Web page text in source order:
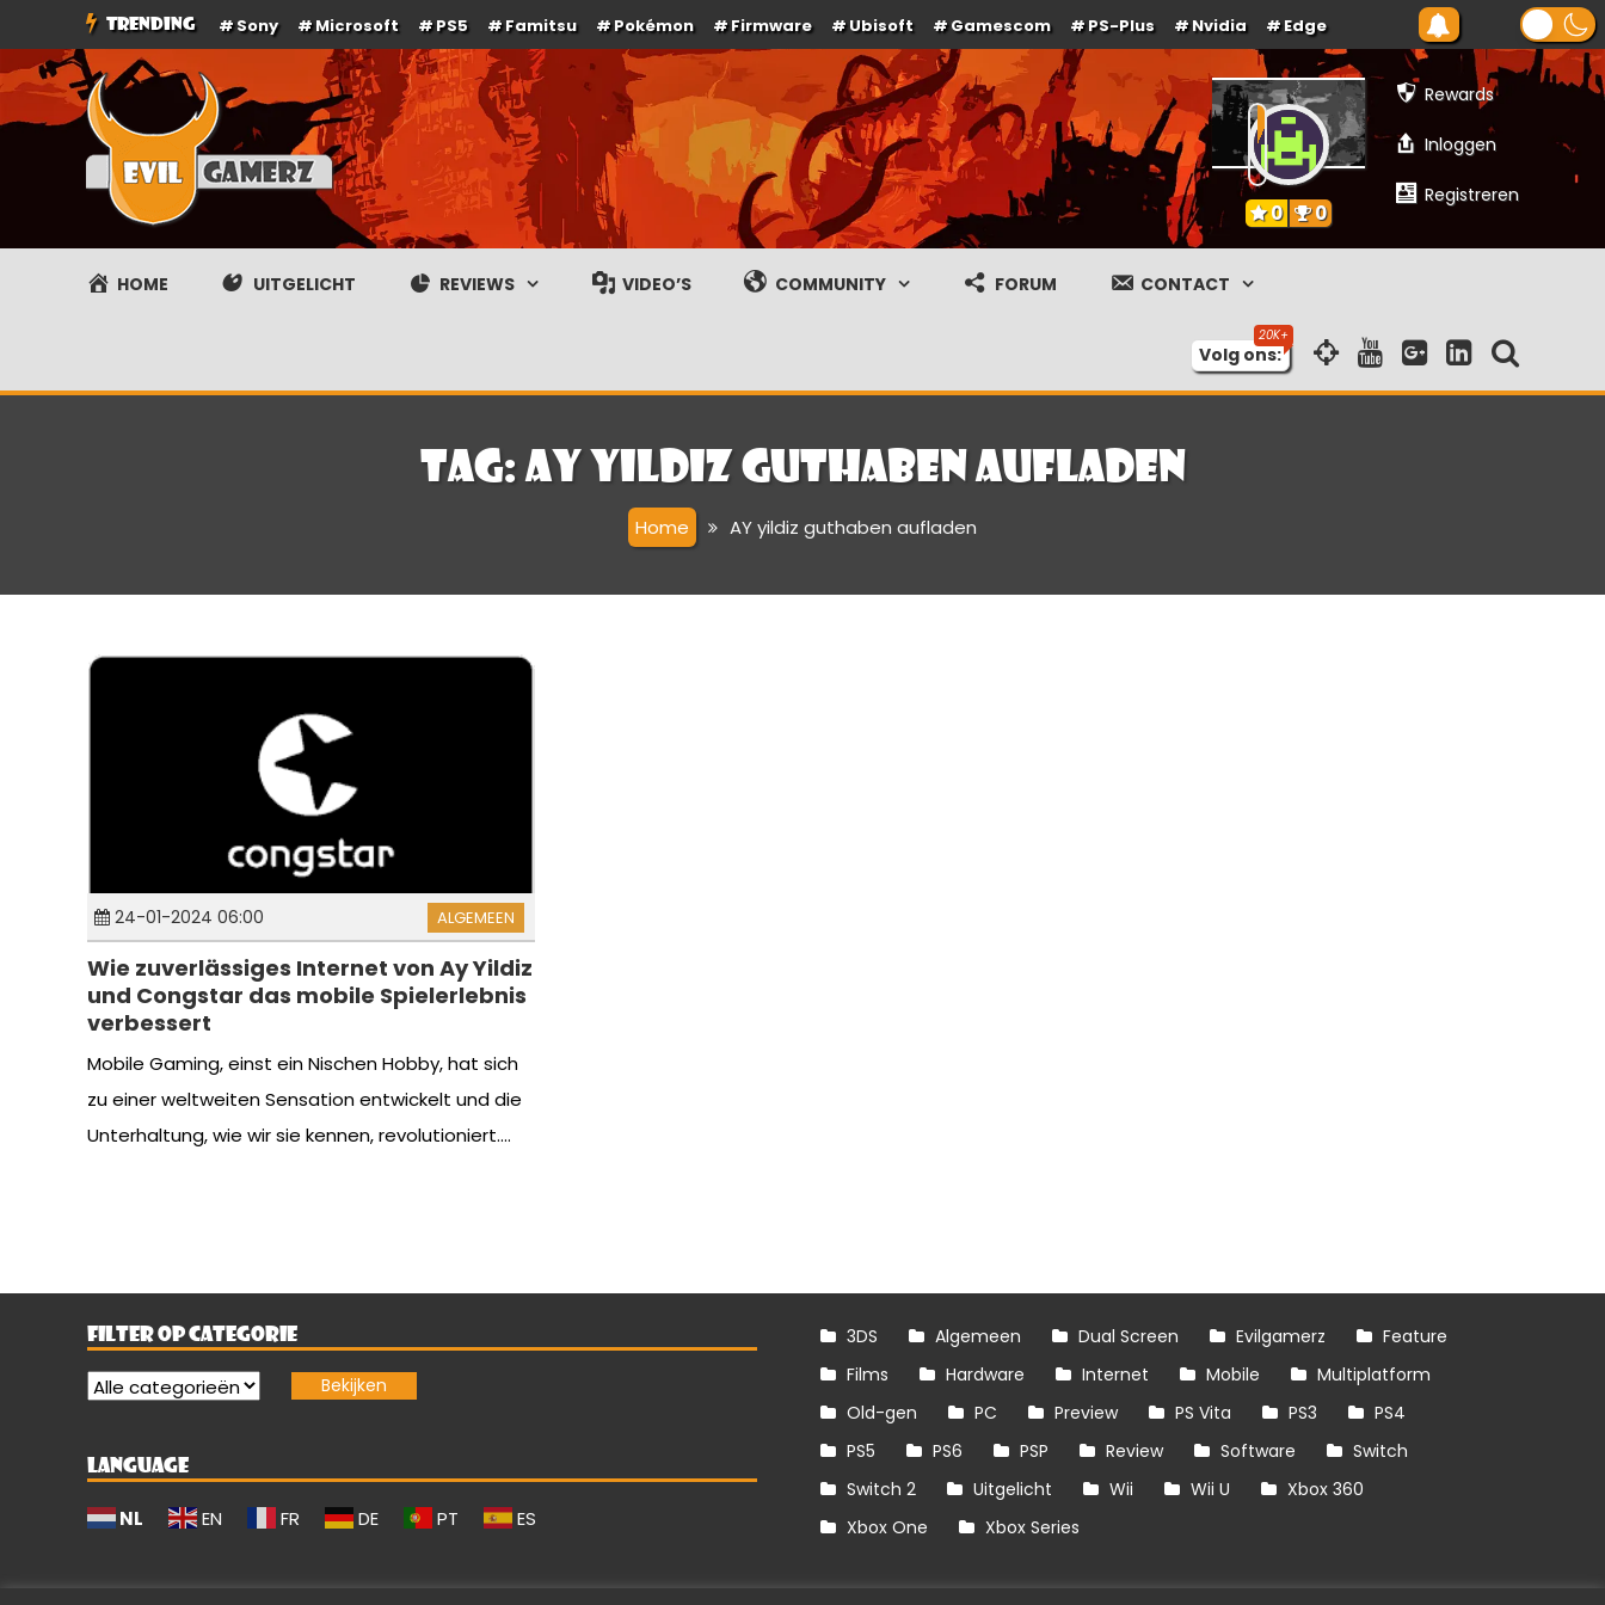
naar
de
TRENDING Sony Microsoft PS5 Famitsu Pokémon Firmware Ubisoft Gamescom PS-Plus Nvidia Edge
Evilgamerz
Het meest interessante game nieuws, reviews, coverage en gameplay streams
Rewards
Inloggen
Registreren
0 0
HOME UITGELICHT REVIEWS VIDEO’S COMMUNITY FORUM CONTACT
Volg ons:
Tag: AY yildiz guthaben aufladen
Home AY yildiz guthaben aufladen
24-01-2024 06:00 ALGEMEEN
Wie zuverlässiges Internet von Ay Yildiz
und Congstar das mobile Spielerlebnis
verbessert
Mobile Gaming, einst ein Nischen Hobby, hat sich
zu einer weltweiten Sensation entwickelt und die
Unterhaltung, wie wir sie kennen, revolutioniert....
FILTER OP CATEGORIE
LANGUAGE
NL EN FR DE PT ES
3DS Algemeen Dual Screen Evilgamerz
Feature
Films
Hardware Internet Mobile
Multiplatform
Old-gen
PC Preview PS Vita PS3
PS4
PS5
PS6 PSP Review Software
Switch
Switch 2
Uitgelicht Wii Wii U
Xbox 360
Xbox One
Xbox Series